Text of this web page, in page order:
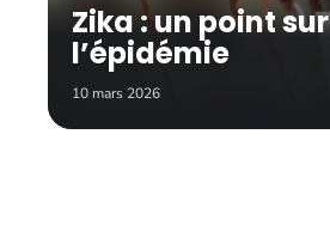
Zika : un point sur
l’épidémie
10 mars 2026